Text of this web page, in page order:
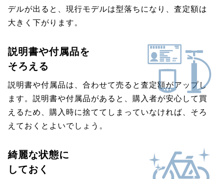
デルが出ると、現行モデルは型落ちになり、査定額は
大きく下がります。
説明書や付属品を
そろえる
説明書や付属品は、合わせて売ると査定額がアップし
ます。説明書や付属品があると、購入者が安心して買
えるため、購入時に捨ててしまっていなければ、そろ
えておくとよいでしょう。
綺麗な状態に
しておく